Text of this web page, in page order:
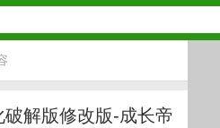
解版修改版-成长帝